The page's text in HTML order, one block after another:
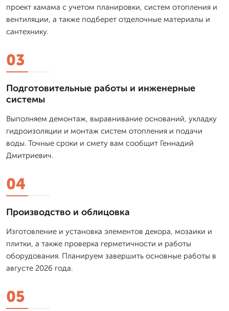
проект хамама с учетом планировки, систем отопления и
вентиляции, а также подберет отделочные материалы и
сантехнику.
03
Подготовительные работы и инженерные
системы
Выполняем демонтаж, выравнивание оснований, укладку
гидроизоляции и монтаж систем отопления и подачи
воды. Точные сроки и смету вам сообщит Геннадий
Дмитриевич.
04
Производство и облицовка
Изготовление и установка элементов декора, мозаики и
плитки, а также проверка герметичности и работы
оборудования. Планируем завершить основные работы в
августе 2026 года.
05